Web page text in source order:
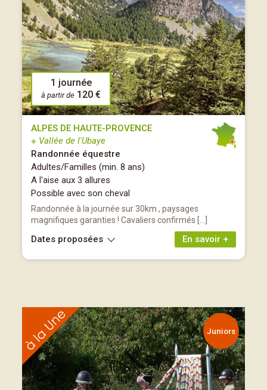
1 journée
à partir de 120 €
ALPES DE HAUTE-PROVENCE
※ Vallée de l'Ubaye
Randonnée équestre
Adultes/Familles (min. 8 ans)
A l'aise aux 3 allures
Possible avec son cheval
Randonnée à la journée sur 30km , paysages
magnifiques garanties ! Cavaliers confirmés […]
En savoir +
Dates proposées
Juniors